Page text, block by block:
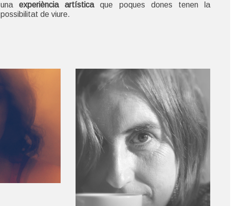
unaexperiència artísticaque poques dones tenen la
possibilitat de viure.